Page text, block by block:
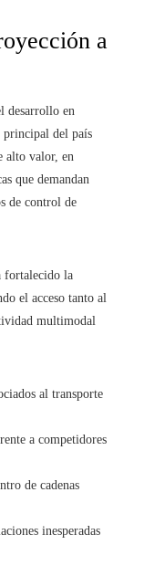
a
desarrollo en
del país
alto valor, en
que demandan
de control de
fortalecido la
el acceso tanto al
multimodal
al transporte
a competidores
de cadenas
inesperadas